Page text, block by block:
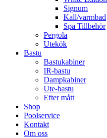
Signum
Kall/varmbad
Spa Tillbehör
Pergola
Utekök
Bastu
Bastukabiner
IR-bastu
Dampkabiner
Ute-bastu
Efter mått
Shop
Poolservice
Kontakt
Om oss